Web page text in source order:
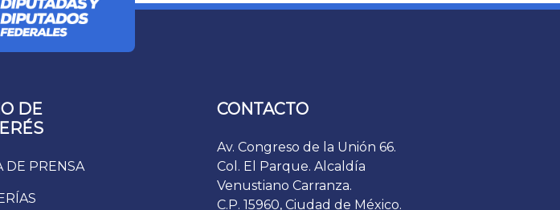
DE
DE PRENSA
CONTACTO
Av. Congreso de la Unión 66.
Col. El Parque. Alcaldía
Venustiano Carranza.
C.P. 15960, Ciudad de México.